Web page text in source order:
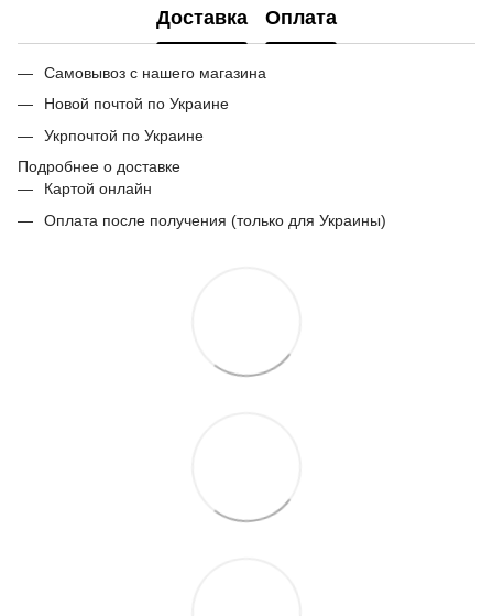
Доставка Оплата
Самовывоз с нашего магазина
Новой почтой по Украине
Укрпочтой по Украине
Подробнее о доставке
Картой онлайн
Оплата после получения (только для Украины)